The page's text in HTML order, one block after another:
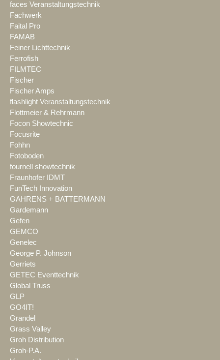
faces Veranstaltungstechnik
Fachwerk
Faital Pro
FAMAB
Feiner Lichttechnik
Ferrofish
FILMTEC
Fischer
Fischer Amps
flashlight Veranstaltungstechnik
Flottmeier & Rehrmann
Focon Showtechnic
Focusrite
Fohhn
Fotoboden
fournell showtechnik
Fraunhofer IDMT
FunTech Innovation
GAHRENS + BATTERMANN
Gardemann
Gefen
GEMCO
Genelec
George P. Johnson
Gerriets
GETEC Eventtechnik
Global Truss
GLP
GO4IT!
Grandel
Grass Valley
Groh Distribution
Groh-P.A.